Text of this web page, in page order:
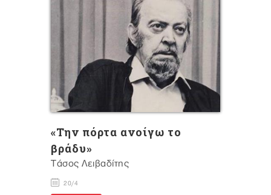
«Την πόρτα ανοίγω το
βράδυ»
Tάσος Λειβαδίτης
20/4